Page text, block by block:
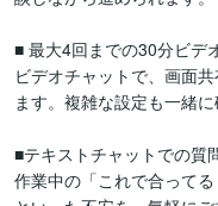
■ 最大4回までの30分ビデ
ビデオチャットで、画面
ます。複雑な設定も一緒に
■テキストチャットでの質
作業中の「これで合って